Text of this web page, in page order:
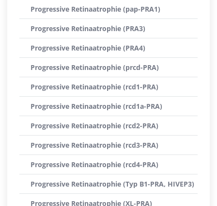
Progressive Retinaatrophie (pap-PRA1)
Progressive Retinaatrophie (PRA3)
Progressive Retinaatrophie (PRA4)
Progressive Retinaatrophie (prcd-PRA)
Progressive Retinaatrophie (rcd1-PRA)
Progressive Retinaatrophie (rcd1a-PRA)
Progressive Retinaatrophie (rcd2-PRA)
Progressive Retinaatrophie (rcd3-PRA)
Progressive Retinaatrophie (rcd4-PRA)
Progressive Retinaatrophie (Typ B1-PRA, HIVEP3)
Progressive Retinaatrophie (XL-PRA)